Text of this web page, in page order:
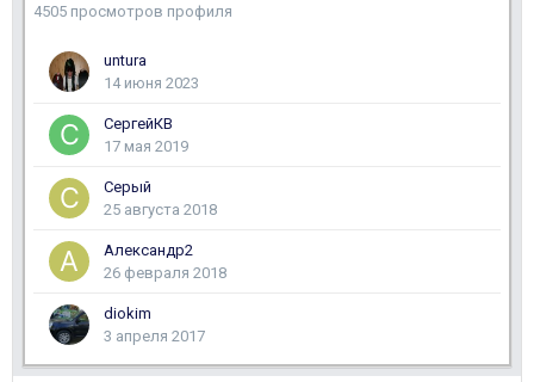
4505 просмотров профиля
untura
14 июня 2023
СергейКВ
17 мая 2019
Серый
25 августа 2018
Александр2
26 февраля 2018
diokim
3 апреля 2017